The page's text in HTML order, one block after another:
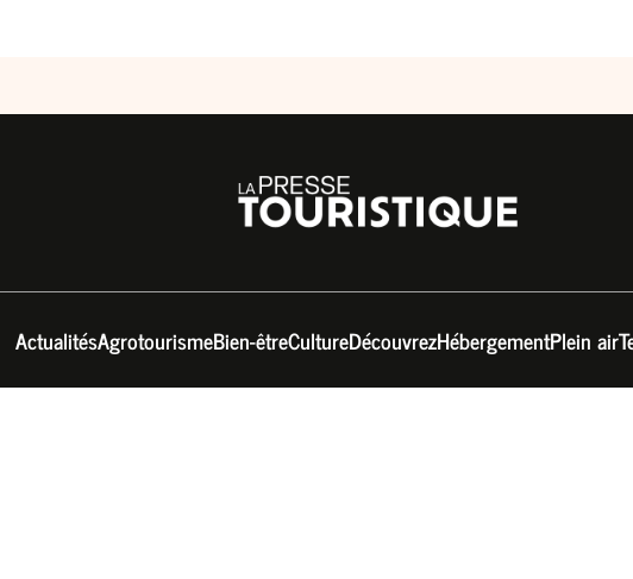
ActualitésAgrotourismeBien-êtreCultureDécouvrezHébergementPlein air